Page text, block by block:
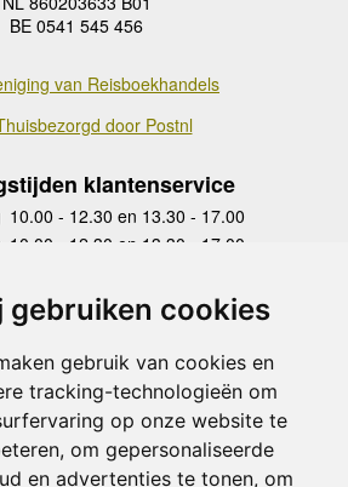
gebruiken cookies
gebruik van cookies en
tracking-technologieën om
op onze website te
om gepersonaliseerde
en advertenties te tonen, om
BE 0541 545 456
van Reisboekhandels
door Postnl
klantenservice
10.00 - 12.30 en 13.30 - 17.00
10.00 - 12.30 en 13.30 - 17.00
10.00 - 12.30 en 13.30 - 17.00
10.00 - 12.30 en 13.30 - 17.00
Zaterdag
gesloten
Zondag gesloten